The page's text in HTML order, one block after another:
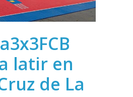
latir en
de La